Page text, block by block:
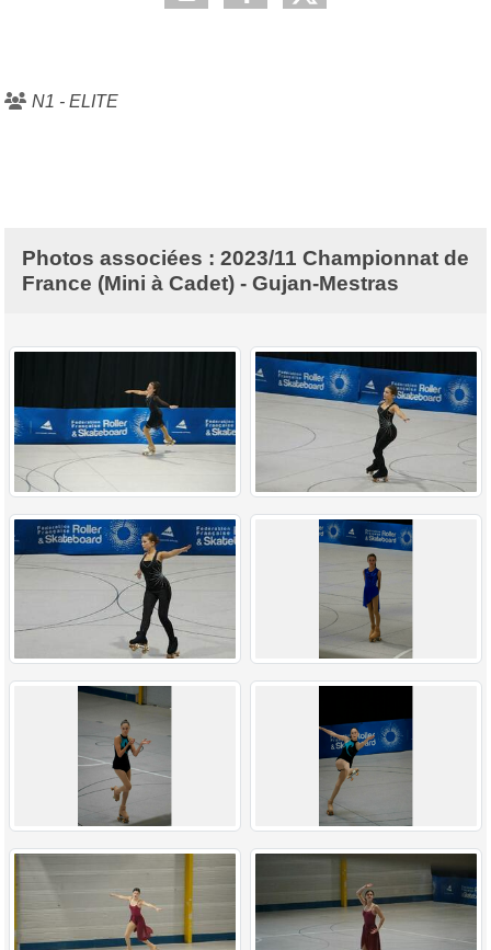
N1 - ELITE
Photos associées : 2023/11 Championnat de
France (Mini à Cadet) - Gujan-Mestras